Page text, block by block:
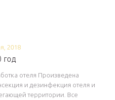
2018
год
отеля Произведена
и дезинфекция отеля и
территории. Все